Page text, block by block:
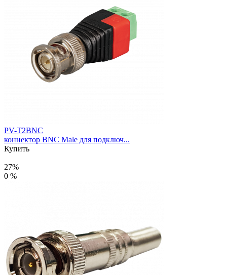
PV-T2BNC
коннектор BNC Male для подключ...
Купить
27%
0 %